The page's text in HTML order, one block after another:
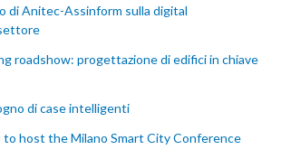
di Anitec-Assinform sulla digital
roadshow: progettazione di edifici in chiave
di case intelligenti
to host the Milano Smart City Conference